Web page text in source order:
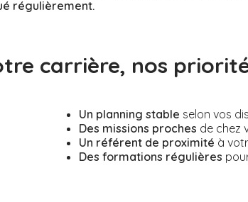
régulièrement.
carrière, nos
Un planning stable selon vos
Des missions proches de chez
Un référent de proximité à
Des formations régulières